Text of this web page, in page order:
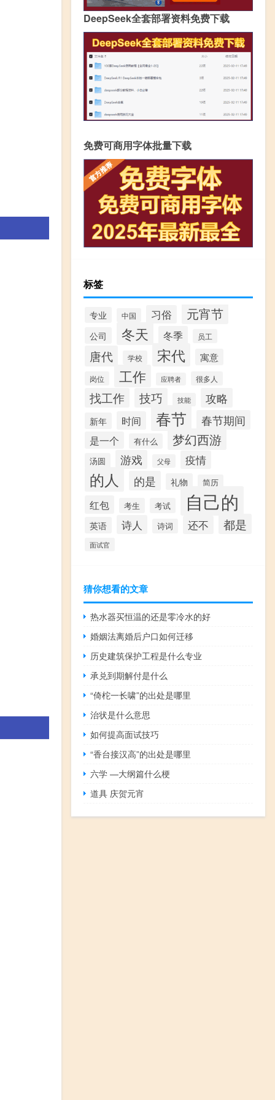
DeepSeek全套部署资料免费下载
免费可商用字体批量下载
标签
专业 中国 习俗 元宵节
公司 冬天 冬季 员工
唐代 学校 宋代 寓意
岗位 工作 应聘者 很多人
找工作 技巧 技能 攻略
新年 时间 春节 春节期间
是一个 有什么 梦幻西游
汤圆 游戏 父母 疫情
的人 的是 礼物 简历
红包 考生 考试 自己的
英语 诗人 诗词 还不 都是
面试官
猜你想看的文章
热水器买恒温的还是零冷水的好
婚姻法离婚后户口如何迁移
历史建筑保护工程是什么专业
承兑到期解付是什么
“倚柁一长啸”的出处是哪里
治状是什么意思
如何提高面试技巧
“香台接汉高”的出处是哪里
六学 —大纲篇什么梗
道具 庆贺元宵